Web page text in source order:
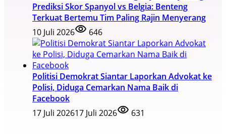
Prediksi Skor Spanyol vs Belgia: Benteng
Terkuat Bertemu Tim Paling Rajin Menyerang
10 Juli 2026
646
Politisi Demokrat Siantar Laporkan Advokat ke
Polisi, Diduga Cemarkan Nama Baik di
Facebook
17 Juli 202617 Juli 2026 631